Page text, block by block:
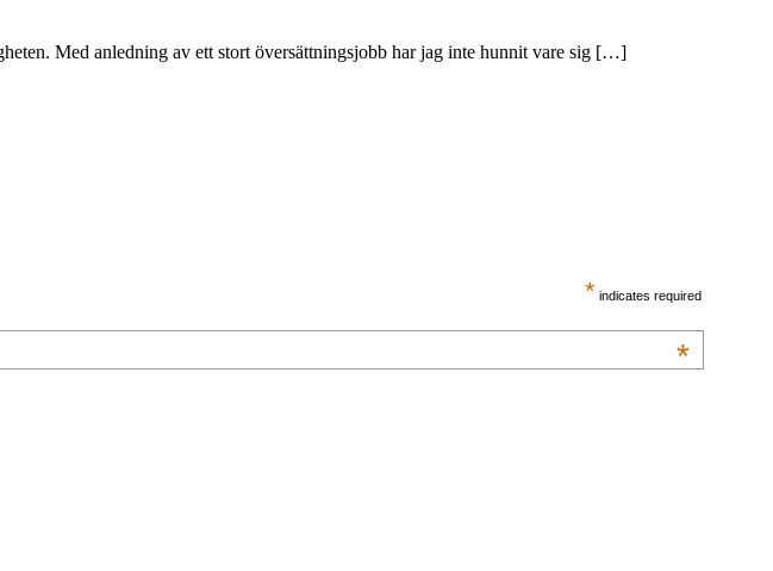
Med anledning av ett stort översättningsjobb har jag inte hunnit vare sig […]
* indicates required
*